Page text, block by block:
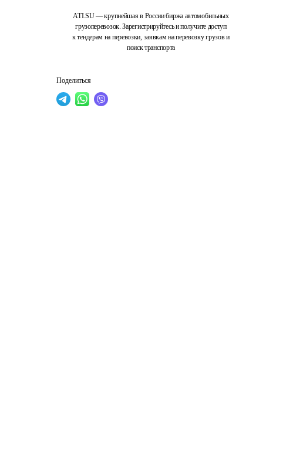
ATI.SU — крупнейшая в России биржа автомобильных
грузоперевозок. Зарегистрируйтесь и получите доступ
к тендерам на перевозки, заявкам на перевозку грузов и
поиск транспорта
Поделиться